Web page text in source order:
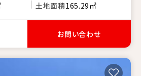
土地面積165.29㎡
お問い合わせ